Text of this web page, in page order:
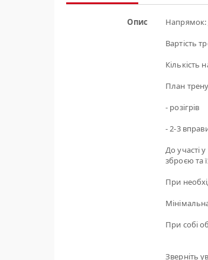
Опис
Напрямок:
Вартість
Кількість
План
- розігрів
- 2-3
До участі
зброєю та
При
При собі
Зверніть